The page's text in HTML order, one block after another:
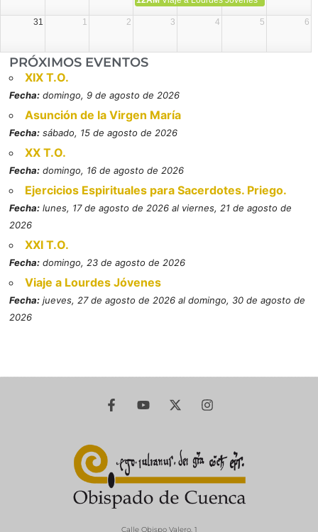
31 1 2 3 4 5 6
PRÓXIMOS EVENTOS
XIX T.O.
Fecha: domingo, 9 de agosto de 2026
Asunción de la Virgen María
Fecha: sábado, 15 de agosto de 2026
XX T.O.
Fecha: domingo, 16 de agosto de 2026
Ejercicios Espirituales para Sacerdotes. Priego.
Fecha: lunes, 17 de agosto de 2026 al viernes, 21 de agosto de
2026
XXI T.O.
Fecha: domingo, 23 de agosto de 2026
Viaje a Lourdes Jóvenes
Fecha: jueves, 27 de agosto de 2026 al domingo, 30 de agosto de
2026
Calle Obispo Valero, 1